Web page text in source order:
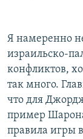
Я намеренно
израильско-
конфликтов,
так много.
что для
пример
правила игры